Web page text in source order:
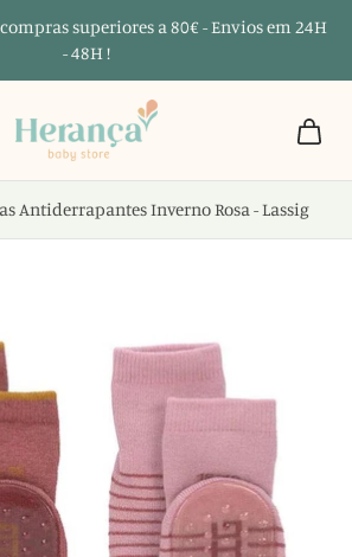
superiores a 80€ - Envios em 24H
- 48H !
Antiderrapantes Inverno Rosa - Lassig